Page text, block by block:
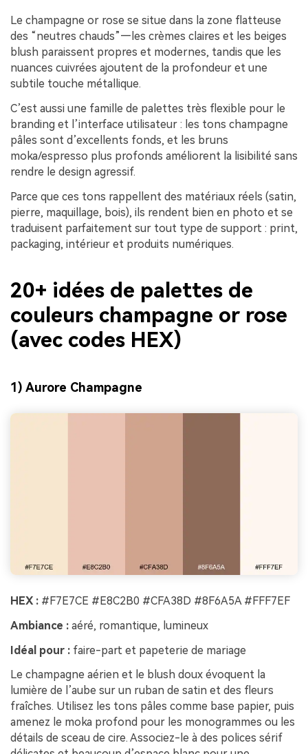
Le champagne or rose se situe dans la zone flatteuse
des “neutres chauds”—les crèmes claires et les beiges
blush paraissent propres et modernes, tandis que les
nuances cuivrées ajoutent de la profondeur et une
subtile touche métallique.
C’est aussi une famille de palettes très flexible pour le
branding et l’interface utilisateur : les tons champagne
pâles sont d’excellents fonds, et les bruns
moka/espresso plus profonds améliorent la lisibilité sans
rendre le design agressif.
Parce que ces tons rappellent des matériaux réels (satin,
pierre, maquillage, bois), ils rendent bien en photo et se
traduisent parfaitement sur tout type de support : print,
packaging, intérieur et produits numériques.
20+ idées de palettes de
couleurs champagne or rose
(avec codes HEX)
1) Aurore Champagne
HEX : #F7E7CE #E8C2B0 #CFA38D #8F6A5A #FFF7EF
Ambiance : aéré, romantique, lumineux
Idéal pour : faire-part et papeterie de mariage
Le champagne aérien et le blush doux évoquent la
lumière de l’aube sur un ruban de satin et des fleurs
fraîches. Utilisez les tons pâles comme base papier, puis
amenez le moka profond pour les monogrammes ou les
détails de sceau de cire. Associez-le à des polices sérif